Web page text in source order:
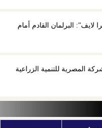
لايف”: البرلمان القادم أمام
المصرية للتنمية الزراعية